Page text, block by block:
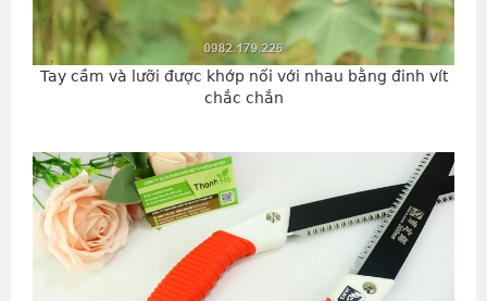
Tay cầm và lưỡi được khớp nối với nhau bằng đinh vít
chắc chắn